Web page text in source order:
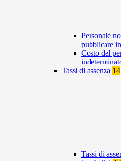
Personale
pubblicare
Costo del
Tassi di assenza 14
Tassi di